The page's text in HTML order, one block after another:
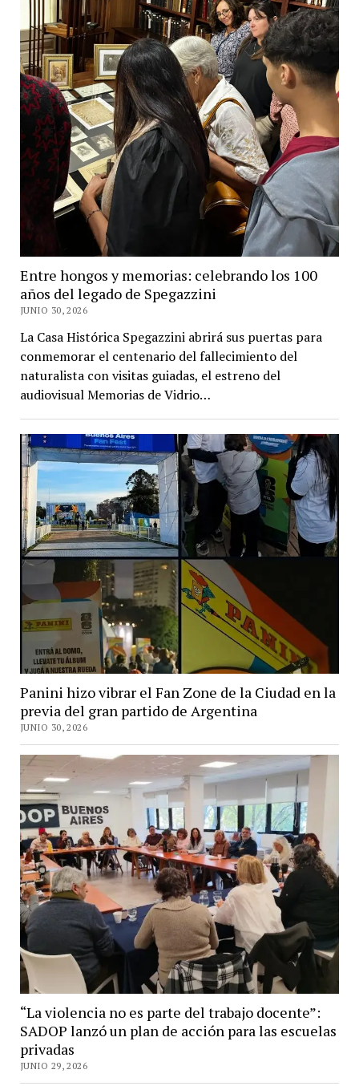
Entre hongos y memorias: celebrando los 100
años del legado de Spegazzini
JUNIO 30, 2026
La Casa Histórica Spegazzini abrirá sus puertas para
conmemorar el centenario del fallecimiento del
naturalista con visitas guiadas, el estreno del
audiovisual Memorias de Vidrio…
Panini hizo vibrar el Fan Zone de la Ciudad en la
previa del gran partido de Argentina
JUNIO 30, 2026
“La violencia no es parte del trabajo docente”:
SADOP lanzó un plan de acción para las escuelas
privadas
JUNIO 29, 2026